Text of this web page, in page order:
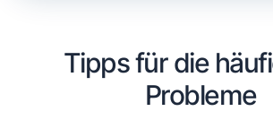
Tipps für die
Probleme